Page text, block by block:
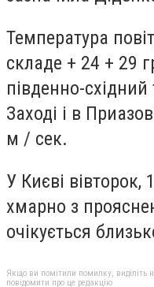
Температура
складе + 24 + 29
південно-
Заході і в
м / сек.
У Києві вівторок,
хмарно з
очікується
Якщо ви помітили помилку, виділіть
повідомити про це редакцію